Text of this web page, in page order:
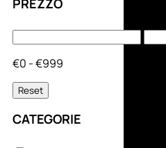
PREZZO
€0 - €999
Reset
CATEGORIE